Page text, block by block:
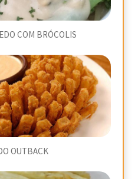
COM BRÓCOLIS
OUTBACK